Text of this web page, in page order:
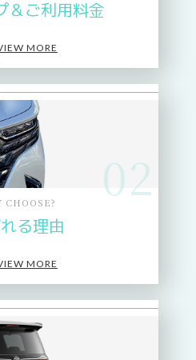
＆ご利用料金
MORE
CHOOSE?
る理由
MORE
02